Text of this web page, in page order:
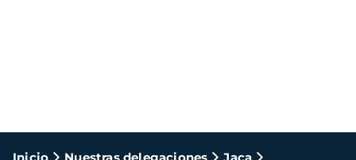
Inicio Nuestras delegaciones
Jaca